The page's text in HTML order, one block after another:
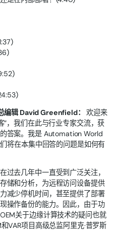
辑 David Greenfield：
欢迎来
”，我们在此与行业专家交流，获
答案。我是 Automation World
将在本集中回答的问题是如何有
过去几年中一直受到广泛关注，
储和分析，为远程访问设备提供
减少停机时间，甚至提供了部署
操作备份的能力。因此，由于功
关于边缘计算技术的疑问也就
VAR项目高级总监阿里克·普罗斯